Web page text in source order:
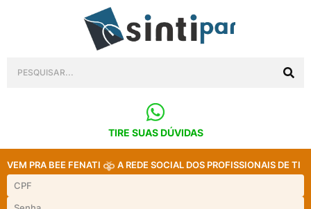
TIRE SUAS DÚVIDAS
VEM PRA BEE FENATI A REDE SOCIAL DOS PROFISSIONAIS DE TI